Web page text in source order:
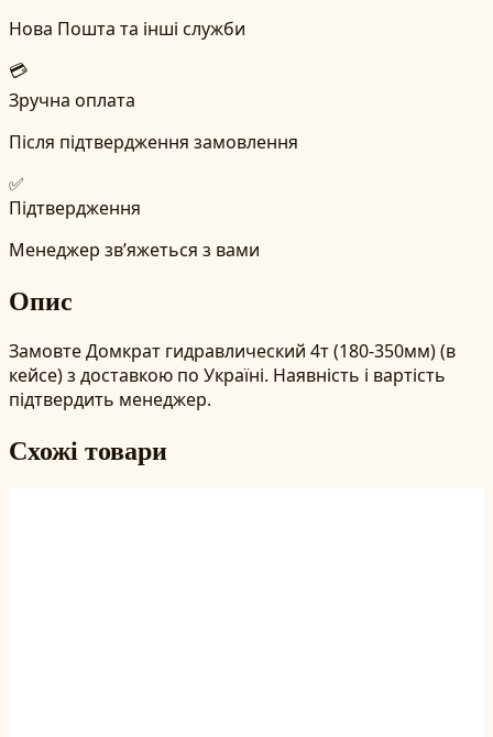
Нова Пошта та інші служби
💳
Зручна оплата
Після підтвердження замовлення
✅
Підтвердження
Менеджер зв’яжеться з вами
Опис
Замовте Домкрат гидравлический 4т (180-350мм) (в
кейсе) з доставкою по Україні. Наявність і вартість
підтвердить менеджер.
Схожі товари